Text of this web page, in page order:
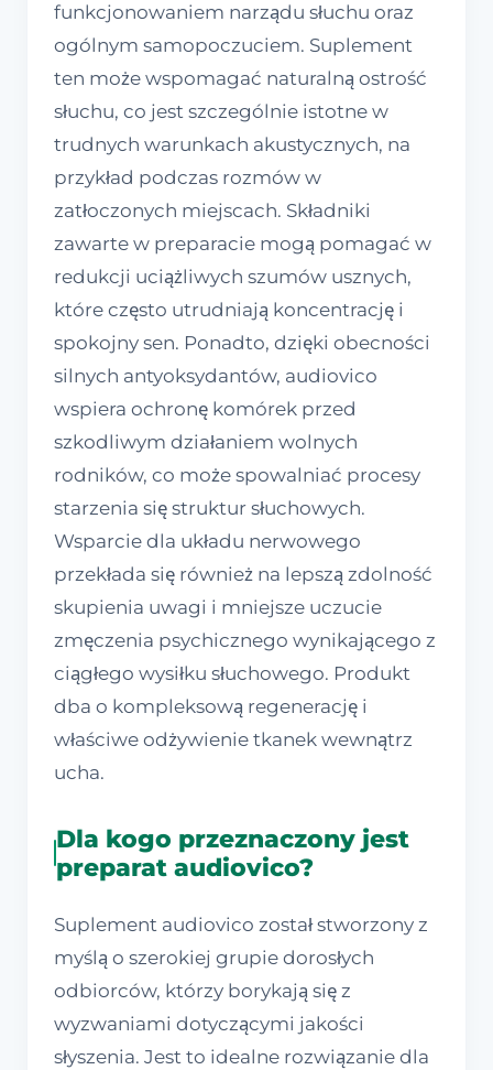
funkcjonowaniem narządu słuchu oraz
ogólnym samopoczuciem. Suplement
ten może wspomagać naturalną ostrość
słuchu, co jest szczególnie istotne w
trudnych warunkach akustycznych, na
przykład podczas rozmów w
zatłoczonych miejscach. Składniki
zawarte w preparacie mogą pomagać w
redukcji uciążliwych szumów usznych,
które często utrudniają koncentrację i
spokojny sen. Ponadto, dzięki obecności
silnych antyoksydantów, audiovico
wspiera ochronę komórek przed
szkodliwym działaniem wolnych
rodników, co może spowalniać procesy
starzenia się struktur słuchowych.
Wsparcie dla układu nerwowego
przekłada się również na lepszą zdolność
skupienia uwagi i mniejsze uczucie
zmęczenia psychicznego wynikającego z
ciągłego wysiłku słuchowego. Produkt
dba o kompleksową regenerację i
właściwe odżywienie tkanek wewnątrz
ucha.
Dla kogo przeznaczony jest
preparat audiovico?
Suplement audiovico został stworzony z
myślą o szerokiej grupie dorosłych
odbiorców, którzy borykają się z
wyzwaniami dotyczącymi jakości
słyszenia. Jest to idealne rozwiązanie dla